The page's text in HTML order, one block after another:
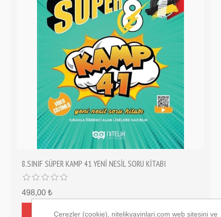
8.SINIF SÜPER KAMP 41 YENİ NESİL SORU KİTABI
498,00 ₺
Çerezler (cookie), nitelikyayinlari.com web sitesini ve